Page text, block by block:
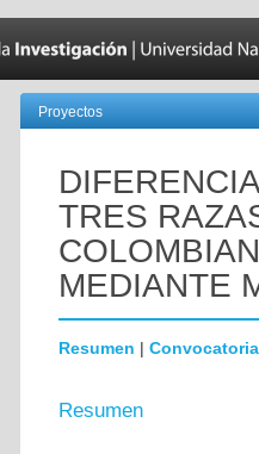
Proyectos
TRES
MEDIANTE
Resumen | Convocatoria
Resumen